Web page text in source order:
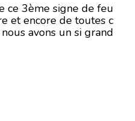
ce 3ème signe de feu
et encore de toutes c
avons un si grand